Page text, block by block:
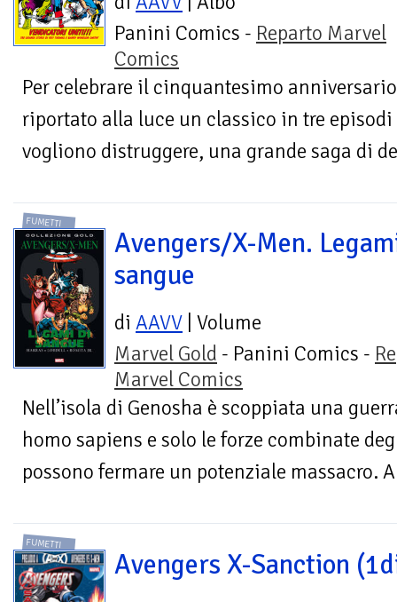
Panini Comics - Reparto Marvel
Comics
Per celebrare il cinquantesimo
riportato alla luce un classico in tre
vogliono distruggere, una grande saga di
FUMETTI
Avengers/X-Men.
sangue
di AAVV | Volume
Marvel Gold - Panini Comics -
Marvel Comics
Nell’isola di Genosha è scoppiata una
homo sapiens e solo le forze combinate
possono fermare un potenziale massacro.
FUMETTI
Avengers X-Sanction